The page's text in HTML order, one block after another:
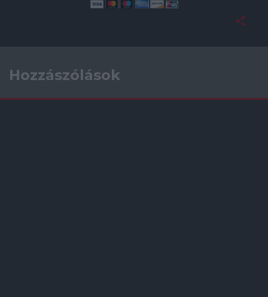
Hozzászólások